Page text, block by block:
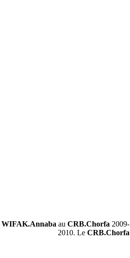
WIFAK.Annabaau CRB.Chorfa2009-
2010. Le CRB.Chorfa